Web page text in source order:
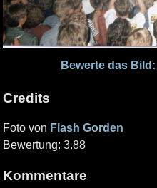
Bewerte das Bild:
Credits
Foto von Flash Gorden
Bewertung: 3.88
Kommentare